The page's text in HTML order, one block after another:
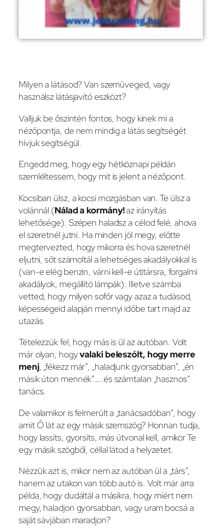
Milyen a látásod? Van szemüveged, vagy
használsz látásjavító eszközt?
Valljuk be őszintén fontos, hogy kinek mi a
nézőpontja, de nem mindig a látás segítségét
hívjuk segítségül.
Engedd meg, hogy egy hétköznapi példán
szemléltessem, hogy mit is jelent a nézőpont.
Kocsiban ülsz, a kocsi mozgásban van. Te ülsz a
volánnál (Nálad a kormány!az irányítás
lehetősége). Szépen haladsz a célod felé, ahova
el szeretnél jutni. Ha minden jól megy, előtte
megtervezted, hogy mikorra és hova szeretnél
eljutni, sőt számoltál a lehetséges akadályokkal is
(van-e elég benzin, várni kell-e útitársra, forgalmi
akadályok, megállító lámpák). Illetve számba
vetted, hogy milyen sofőr vagy azaz a tudásod,
képességeid alapján mennyi időbe tart majd az
utazás.
Tételezzük fel, hogy más is ül az autóban. Volt
már olyan, hogyvalaki beleszólt, hogy merre
menj, „fékezz már”, „haladjunk gyorsabban”, „én
másik úton mennék”…..és számtalan „hasznos”
tanács.
De valamikor is felmerült a „tanácsadóban”, hogy
amit Ő lát az egy másik szemszög? Honnan tudja,
hogy lassíts, gyorsíts, más útvonal kell, amikor Te
egy másik szögből, céllal látod a helyzetet.
Nézzük azt is, mikor nem az autóban ül a „társ”,
hanem az utakon van több autó is. Volt már arra
példa, hogy dudáltál a másikra, hogy miért nem
megy, haladjon gyorsabban, vagy uram bocsá a
saját sávjában maradjon?